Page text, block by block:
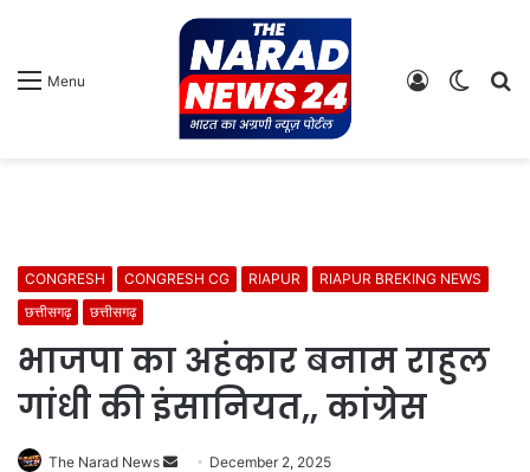
Menu
Switch
Log
CONGRESH CONGRESH CG RIAPUR
RIAPUR BREKING NEWS
छत्तीसगढ़
छत्तीसगढ़
भाजपा का अहंकार बनाम राहुल
गांधी की इंसानियत,, कांग्रेस
The Narad News
Send December 2, 2025